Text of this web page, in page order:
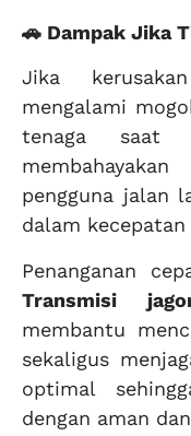
🚗 Dampak Jika
Jika
mengalami
tenaga saat
pengguna jalan
dalam
Penanganan
Transmisi
membantu
sekaligus
optimal
dengan aman